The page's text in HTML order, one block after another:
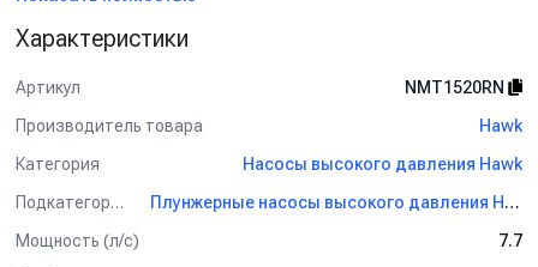
поиске новых решений, чтобы удовлетворить потребности
покупателей.
Характеристики
Артикул
NMT1520RN
Производитель товара
Hawk
Категория
Насосы высокого давления Hawk
Подкатегория
Плунжерные насосы высокого давления Hawk
Мощность (л/с)
7.7